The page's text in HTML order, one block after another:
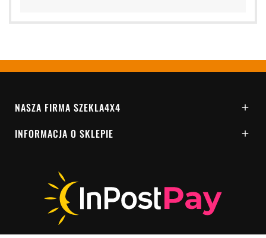
NASZA FIRMA SZEKLA4X4 
INFORMACJA O SKLEPIE 